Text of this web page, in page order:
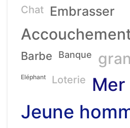
Chat Embrasser
Barbe
Banque
Eléphant Loterie Mer
Jeune